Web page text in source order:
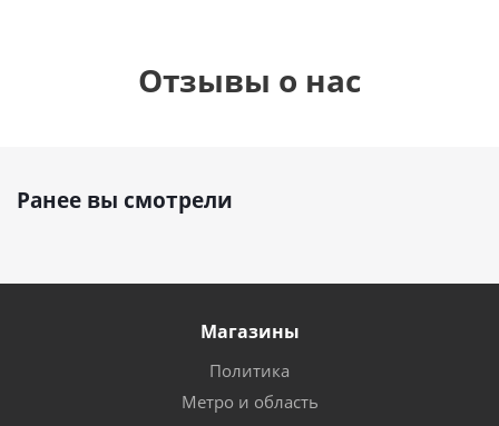
Отзывы о нас
Ранее вы смотрели
Магазины
Политика
Метро и область